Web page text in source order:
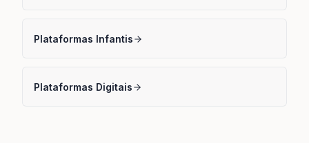
Plataformas Infantis
Plataformas Digitais